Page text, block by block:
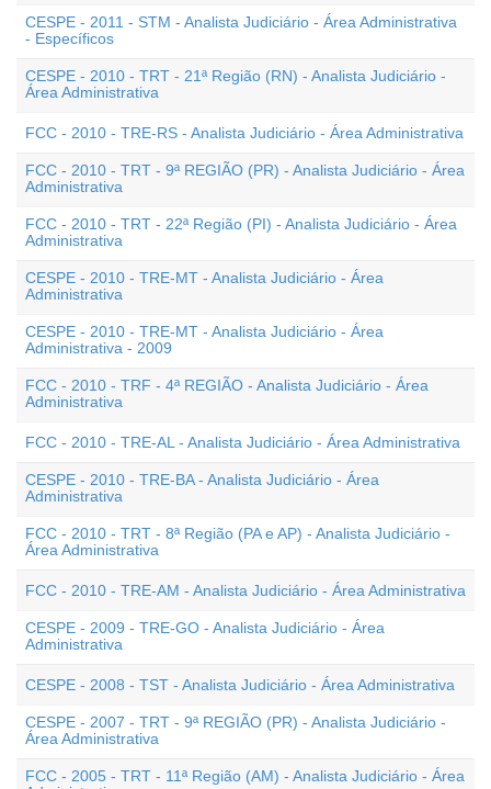
CESPE - 2011 - STM - Analista Judiciário - Área Administrativa
- Específicos
CESPE - 2010 - TRT - 21ª Região (RN) - Analista Judiciário -
Área Administrativa
FCC - 2010 - TRE-RS - Analista Judiciário - Área Administrativa
FCC - 2010 - TRT - 9ª REGIÃO (PR) - Analista Judiciário - Área
Administrativa
FCC - 2010 - TRT - 22ª Região (PI) - Analista Judiciário - Área
Administrativa
CESPE - 2010 - TRE-MT - Analista Judiciário - Área
Administrativa
CESPE - 2010 - TRE-MT - Analista Judiciário - Área
Administrativa - 2009
FCC - 2010 - TRF - 4ª REGIÃO - Analista Judiciário - Área
Administrativa
FCC - 2010 - TRE-AL - Analista Judiciário - Área Administrativa
CESPE - 2010 - TRE-BA - Analista Judiciário - Área
Administrativa
FCC - 2010 - TRT - 8ª Região (PA e AP) - Analista Judiciário -
Área Administrativa
FCC - 2010 - TRE-AM - Analista Judiciário - Área Administrativa
CESPE - 2009 - TRE-GO - Analista Judiciário - Área
Administrativa
CESPE - 2008 - TST - Analista Judiciário - Área Administrativa
CESPE - 2007 - TRT - 9ª REGIÃO (PR) - Analista Judiciário -
Área Administrativa
FCC - 2005 - TRT - 11ª Região (AM) - Analista Judiciário - Área